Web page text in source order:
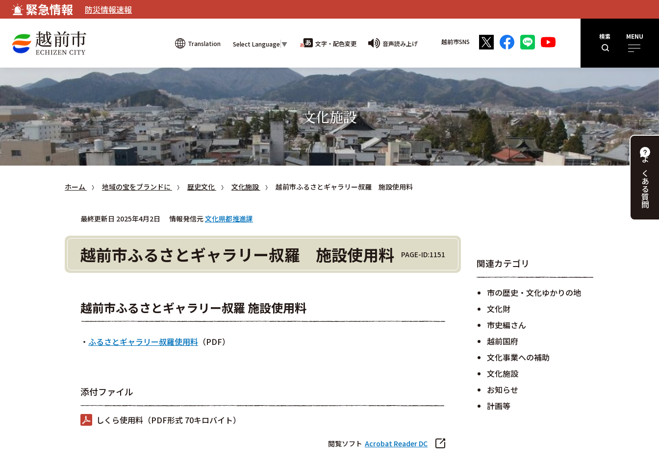
緊急情報 防災情報速報
検索
MENU
Translation
Select Language▼ 文字・配色変更 音声読み上げ 越前市SNS
よくある
質問
文化施設
ホーム 地域の宝をブランドに 歴史文化 文化施設 越前市ふるさとギャラリー叔羅 施設使用料
最終更新日 2025年4月2日 情報発信元文化県都推進課
越前市ふるさとギャラリー叔羅 施設使用料 PAGE-ID:1151
越前市ふるさとギャラリー叔羅 施設使用料
・ ふるさとギャラリー叔羅使用料 （PDF）
添付ファイル
しくら使用料（PDF形式 70キロバイト）
閲覧ソフト Acrobat Reader DC
関連カテゴリ
市の歴史・文化ゆかりの地
文化財
市史編さん
越前国府
文化事業への補助
文化施設
お知らせ
計画等